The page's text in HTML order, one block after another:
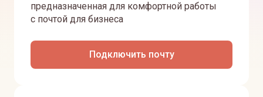
предназначенная для комфортной работы
с почтой для бизнеса
Подключить почту